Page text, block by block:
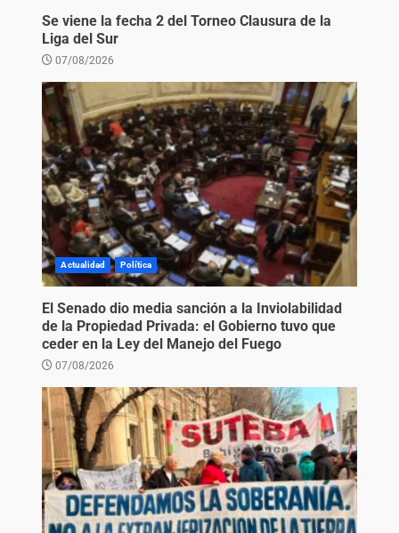
Se viene la fecha 2 del Torneo Clausura de la
Liga del Sur
07/08/2026
Actualidad Política
El Senado dio media sanción a la Inviolabilidad
de la Propiedad Privada: el Gobierno tuvo que
ceder en la Ley del Manejo del Fuego
07/08/2026